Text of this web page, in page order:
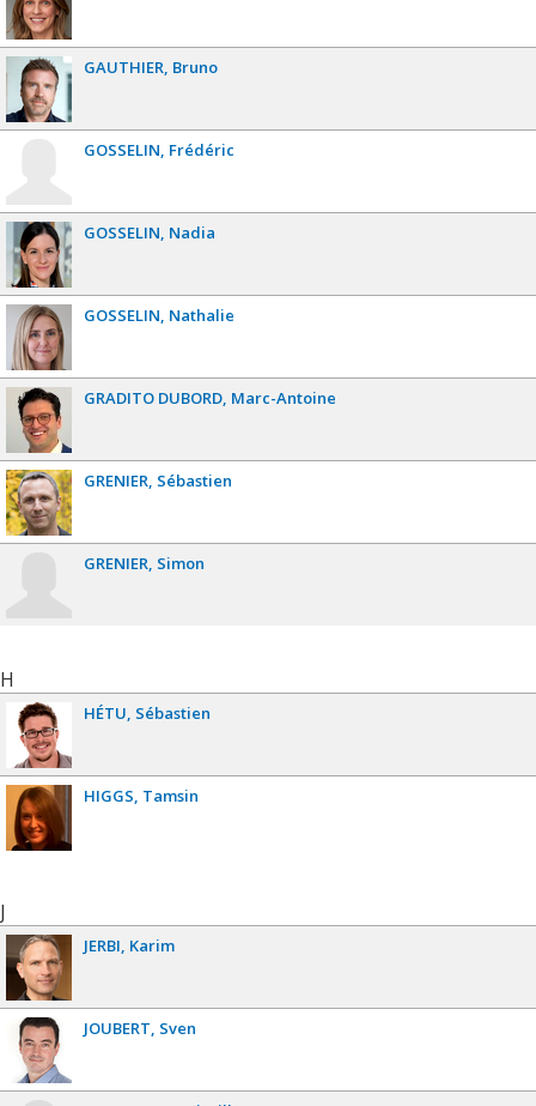
GAUTHIER Bruno
GOSSELIN Frédéric
GOSSELIN Nadia
GOSSELIN Nathalie
GRADITO DUBORD Marc-Antoine
GRENIER Sébastien
GRENIER Simon
H
HÉTU Sébastien
HIGGS Tamsin
J
JERBI Karim
JOUBERT Sven